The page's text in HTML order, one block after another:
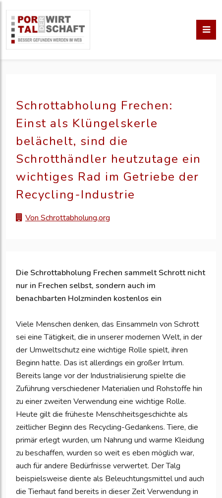
Schrottabholung Frechen:
Einst als Klüngelskerle
belächelt, sind die
Schrotthändler heutzutage ein
wichtiges Rad im Getriebe der
Recycling-Industrie
Von Schrottabholung.org
Die Schrottabholung Frechen sammelt Schrott nicht
nur in Frechen selbst, sondern auch im
benachbarten Holzminden kostenlos ein
Viele Menschen denken, das Einsammeln von Schrott
sei eine Tätigkeit, die in unserer modernen Welt, in der
der Umweltschutz eine wichtige Rolle spielt, ihren
Beginn hatte. Das ist allerdings ein großer Irrtum.
Bereits lange vor der Industrialisierung spielte die
Zuführung verschiedener Materialien und Rohstoffe hin
zu einer zweiten Verwendung eine wichtige Rolle.
Heute gilt die früheste Menschheitsgeschichte als
zeitlicher Beginn des Recycling-Gedankens. Tiere, die
primär erlegt wurden, um Nahrung und warme Kleidung
zu beschaffen, wurden so weit es eben möglich war,
auch für andere Bedürfnisse verwertet. Der Talg
beispielsweise diente als Beleuchtungsmittel und auch
die Tierhaut fand bereits in dieser Zeit Verwendung in